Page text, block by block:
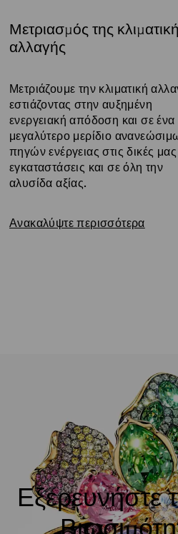
Μετριασμός της
αλλαγής
Μετριάζουμε την κλιματική
εστιάζοντας στην αυξημένη
ενεργειακή απόδοση και σε ένα
μεγαλύτερο μερίδιο
πηγών ενέργειας στις δικές μας
εγκαταστάσεις και σε όλη την
αλυσίδα αξίας.
Ανακαλύψτε περισσότερα
Εξερευνήστε